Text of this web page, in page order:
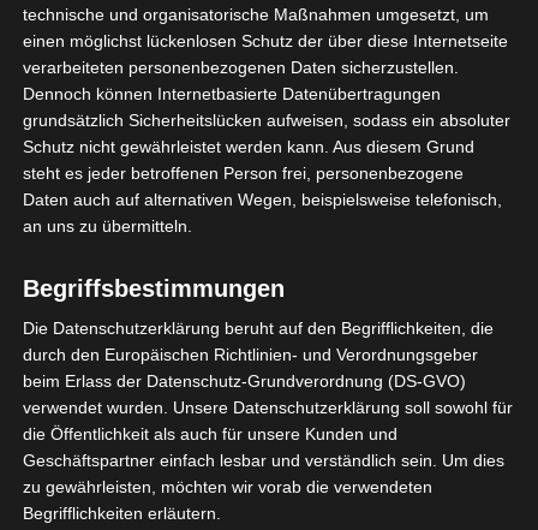
Weltmeisterschaft
2026: Nominierte
Spieler für Tunesien
15. Mai 2026 Platzwart
390 Views
Kanada,Mexiko,USA,Weltmeisterschaft,
Weltmeisterschaft 2026
technische und organisatorische Maßnahmen umgesetzt, um
einen möglichst lückenlosen Schutz der über diese Internetseite
verarbeiteten personenbezogenen Daten sicherzustellen.
Dennoch können Internetbasierte Datenübertragungen
grundsätzlich Sicherheitslücken aufweisen, sodass ein absoluter
Schutz nicht gewährleistet werden kann. Aus diesem Grund
steht es jeder betroffenen Person frei, personenbezogene
Daten auch auf alternativen Wegen, beispielsweise telefonisch,
an uns zu übermitteln.
Begriffsbestimmungen
Die Datenschutzerklärung beruht auf den Begrifflichkeiten, die
durch den Europäischen Richtlinien- und Verordnungsgeber
beim Erlass der Datenschutz-Grundverordnung (DS-GVO)
verwendet wurden. Unsere Datenschutzerklärung soll sowohl für
die Öffentlichkeit als auch für unsere Kunden und
Geschäftspartner einfach lesbar und verständlich sein. Um dies
zu gewährleisten, möchten wir vorab die verwendeten
Begrifflichkeiten erläutern.